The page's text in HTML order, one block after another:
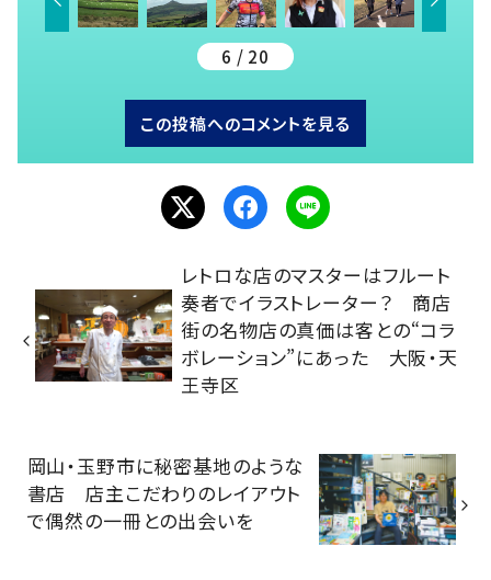
6 / 20
この投稿へのコメントを見る
レトロな店のマスターはフルート
奏者でイラストレーター？ 商店
街の名物店の真価は客との“コラ
ボレーション”にあった 大阪・天
王寺区
岡山・玉野市に秘密基地のような
書店 店主こだわりのレイアウト
で偶然の一冊との出会いを